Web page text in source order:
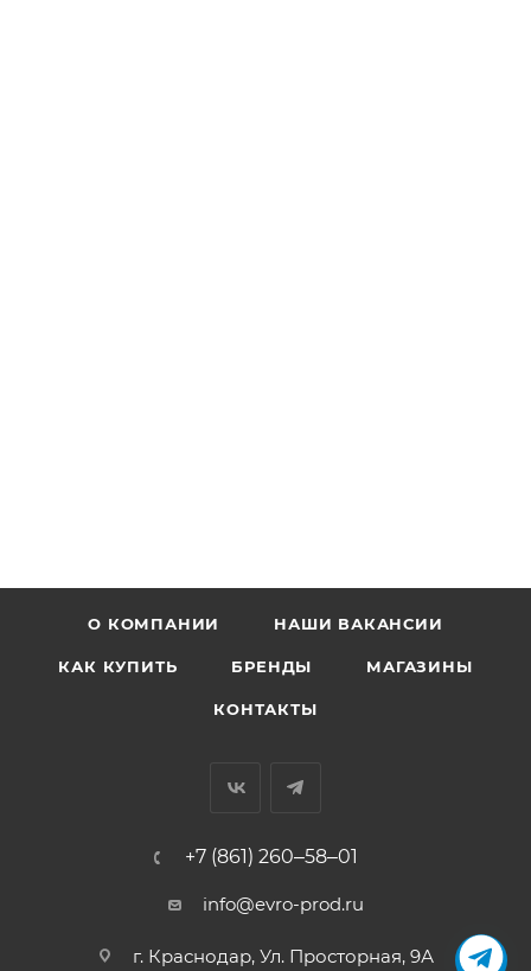
О КОМПАНИИ НАШИ ВАКАНСИИ
КАК КУПИТЬ БРЕНДЫ МАГАЗИНЫ
КОНТАКТЫ
+7 (861) 260‒58‒01
info@evro-prod.ru
г. Краснодар, ​Ул. Просторная, 9А